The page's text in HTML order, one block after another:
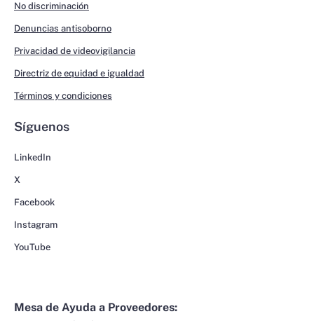
No discriminación
Denuncias antisoborno
Privacidad de videovigilancia
Directriz de equidad e igualdad
Términos y condiciones
Síguenos
LinkedIn
X
Facebook
Instagram
YouTube
Mesa de Ayuda a Proveedores: